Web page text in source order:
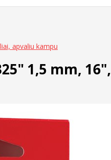
apvaliu kampu
1,5 mm,